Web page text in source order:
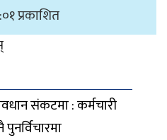
प्रकाशित
संकटमा : कर्मचारी